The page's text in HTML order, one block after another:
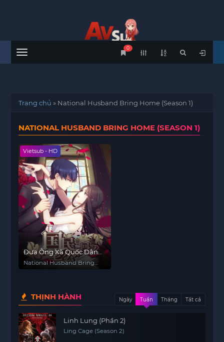
Menu
0
Trang chủ » National Husband Bring Home (Season 1)
NATIONAL HUSBAND BRING HOME (SEASON 1)
Vietsub - HD
Đưa Ông Xã Quốc Dân
Về Nhà (Phần 1)
National Husband Bring
THỊNH HÀNH Ngày Tuần Tháng Tất cả
Linh Lung (Phần 2)
Ling Cage (Season 2)